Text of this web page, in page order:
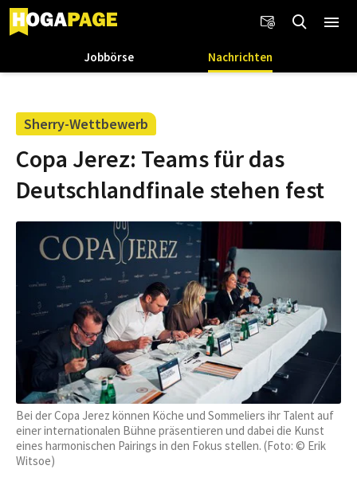
Jobbörse Nachrichten
Sherry-Wettbewerb
Copa Jerez: Teams für das
Deutschlandfinale stehen fest
Bei der Copa Jerez können Köche und Sommeliers ihr Talent auf
einer internationalen Bühne präsentieren und dabei die Kunst
eines harmonischen Pairings in den Fokus stellen. (Foto: © Erik
Witsoe)